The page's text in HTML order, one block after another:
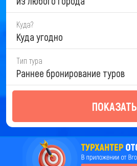
Куда?
Куда угодно
Тип тура
Раннее бронирование туров
ПОКАЗАТЬ